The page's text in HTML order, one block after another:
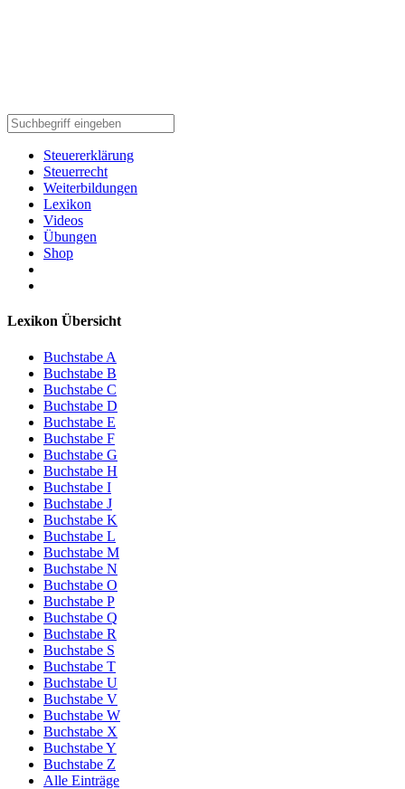
Steuererklärung
Steuerrecht
Weiterbildungen
Lexikon
Videos
Übungen
Shop
Lexikon Übersicht
Buchstabe A
Buchstabe B
Buchstabe C
Buchstabe D
Buchstabe E
Buchstabe F
Buchstabe G
Buchstabe H
Buchstabe I
Buchstabe J
Buchstabe K
Buchstabe L
Buchstabe M
Buchstabe N
Buchstabe O
Buchstabe P
Buchstabe Q
Buchstabe R
Buchstabe S
Buchstabe T
Buchstabe U
Buchstabe V
Buchstabe W
Buchstabe X
Buchstabe Y
Buchstabe Z
Alle Einträge